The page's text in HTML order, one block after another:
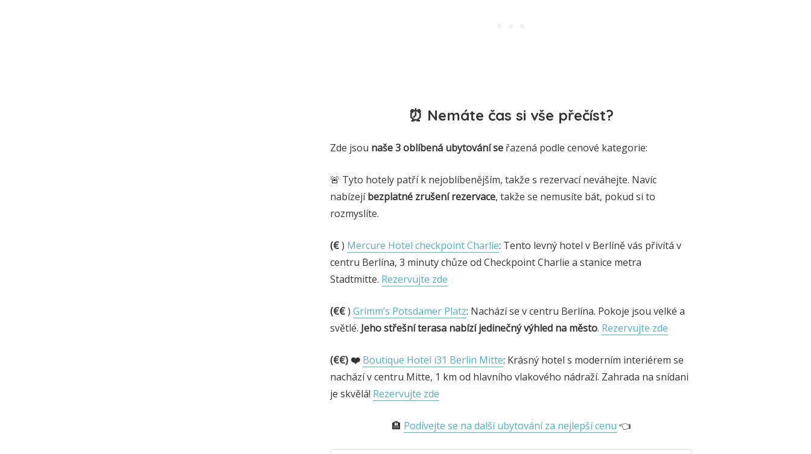
⏰ Nemáte čas si vše přečíst?
Zde jsou naše 3oblíbená ubytování se řazená podle cenové kategorie:
🚨 Tyto hotely patří k nejoblíbenějším, takže s rezervací neváhejte. Navíc
nabízejíbezplatné zrušení rezervace, takže se nemusíte bát, pokud si to
rozmyslíte.
(€) Mercure Hotel checkpoint Charlie: Tento levný hotel v Berlíně vás přivítá v
centru Berlína, 3 minuty chůze od Checkpoint Charlie a stanice metra
Stadtmitte. Rezervujte zde
(€€) Grimm’s Potsdamer Platz: Nachází se v centru Berlína. Pokoje jsou velké a
světlé. Jeho střešní terasa nabízí jedinečný výhled na město. Rezervujte zde
(€€) ❤️ Boutique Hotel i31 Berlin Mitte: Krásný hotel s moderním interiérem se
nachází v centru Mitte, 1 km od hlavního vlakového nádraží. Zahrada na snídani
je skvělá! Rezervujte zde
🏨 Podívejte se na další ubytování za nejlepší cenu 👈